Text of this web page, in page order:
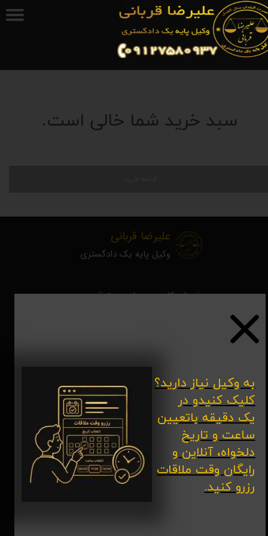
سبد خرید شما خالی است.
قم- خیابان شهید فاطمی(دورشهر)-
نبش کوچه ی دوازدهم- مجتمع
تجاری الهیه- طبقه ی سوم _ دفتر
وکالت قربانی
تماس با ما
علیرضا قربانی
​پذیرش کلیه ی دعاوی حقوقی و
وکیل پایه یک دادگستری
​به وکیل نیاز دارید؟
کلیک کنیدو در
یک دقیقه باتعیین
ساعت و تاریخ
دلخواه، آنلاین و
رایگان وقت ملاقات
رزرو کنید.